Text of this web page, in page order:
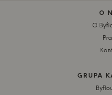
O
O
GRUPA